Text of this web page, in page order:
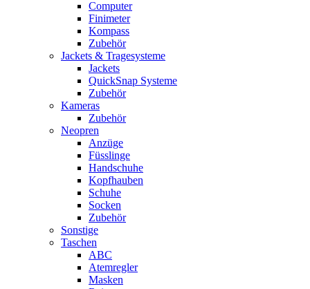
Computer
Finimeter
Kompass
Zubehör
Jackets & Tragesysteme
Jackets
QuickSnap Systeme
Zubehör
Kameras
Zubehör
Neopren
Anzüge
Füsslinge
Handschuhe
Kopfhauben
Schuhe
Socken
Zubehör
Sonstige
Taschen
ABC
Atemregler
Masken